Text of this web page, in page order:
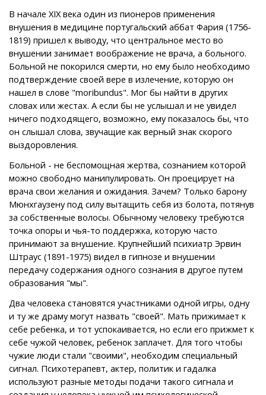
В начале XIX века один из пионеров применения
внушения в медицине португальский аббат Фария (1756-
1819) пришел к выводу, что центральное место во
внушении занимает воображение не врача, а больного.
Больной не покорился смерти, но ему было необходимо
подтверждение своей вере в излечение, которую он
нашел в слове "moribundus". Мог бы найти в других
словах или жестах. А если бы не услышал и не увидел
ничего подходящего, возможно, ему показалось бы, что
он слышал слова, звучащие как верный знак скорого
выздоровления.
Больной - не беспомощная жертва, сознанием которой
можно свободно манипулировать. Он проецирует на
врача свои желания и ожидания. Зачем? Только барону
Мюнхгаузену под силу вытащить себя из болота, потянув
за собственные волосы. Обычному человеку требуются
точка опоры и чья-то поддержка, которую часто
принимают за внушение. Крупнейший психиатр Эрвин
Штраус (1891-1975) видел в гипнозе и внушении
передачу содержания одного сознания в другое путем
образования "мы".
Два человека становятся участниками одной игры, одну
и ту же драму могут назвать "своей". Мать прижимает к
себе ребенка, и тот успокаивается, но если его прижмет к
себе чужой человек, ребенок заплачет. Для того чтобы
чужие люди стали "своими", необходим специальный
сигнал. Психотерапевт, актер, политик и гадалка
используют разные методы подачи такого сигнала и